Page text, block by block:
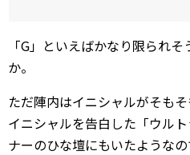
「G」といえばかなり限られそ
か。
ただ陣内はイニシャルがそも
イニシャルを告白した「ウル
ナーのひな壇にもいたような